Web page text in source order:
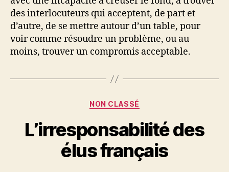
des interlocuteurs qui acceptent, de part et
d’autre, de se mettre autour d’un table, pour
voir comme résoudre un problème, ou au
moins, trouver un compromis acceptable.
Catégories
NON CLASSÉ
L’irresponsabilité des
élus français